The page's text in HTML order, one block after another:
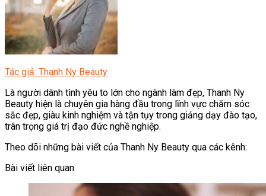
Tác giả: Thanh Ny Beauty
Là người dành tình yêu to lớn cho ngành làm đẹp, Thanh Ny
Beauty hiện là chuyên gia hàng đầu trong lĩnh vực chăm sóc
sắc đẹp, giàu kinh nghiệm và tận tụy trong giảng dạy đào tạo,
trân trọng giá trị đạo đức nghề nghiệp.
Theo dõi những bài viết của Thanh Ny Beauty qua các kênh:
Bài viết liên quan